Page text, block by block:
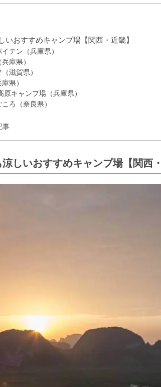
おすすめキャンプ場【関西・近畿】
テン（兵庫県）
庫県）
滋賀県）
県）
キャンプ場（兵庫県）
ろ（奈良県）
事
しいおすすめキャンプ場【関西・